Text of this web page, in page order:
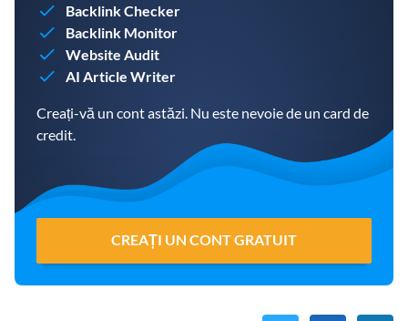
Backlink Checker
Backlink Monitor
Website Audit
AI Article Writer
Creați-vă un cont astăzi. Nu este nevoie de un card de
credit.
CREAȚI UN CONT GRATUIT